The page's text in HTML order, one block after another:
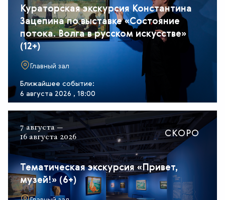
Кураторская экскурсия Константина
Зацепина по выставке «Состояние
потока. Волга в русском искусстве»
(12+)
Главный зал
Ближайшее событие:
6 августа 2026 , 18:00
7 августа —
16 августа 2026
Тематическая экскурсия «Привет,
музей!» (6+)
СКОРО